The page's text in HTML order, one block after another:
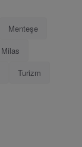
Menteşe
Milas
Turizm